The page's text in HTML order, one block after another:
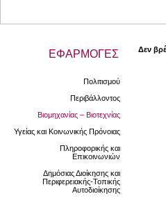
ΕΦΑΡΜΟΓΕΣ
Πολιτισμού
Περιβάλλοντος
Βιομηχανίας – Βιοτεχνίας
Υγείας και Κοινωνικής Πρόνοιας
Πληροφορικής και
Επικοινωνιών
Δημόσιας Διοίκησης και
Περιφερειακής-Τοπικής
Αυτοδιοίκησης
Δεν